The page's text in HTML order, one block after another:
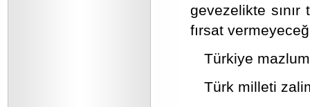
gevezelikte sınır
fırsat
Türkiye
Türk milleti